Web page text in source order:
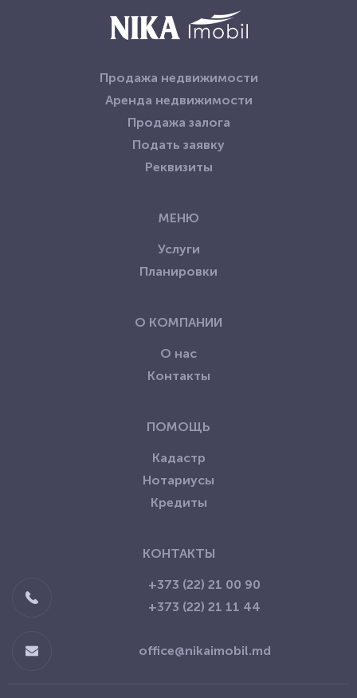
Продажа недвижимости
Аренда недвижимости
Продажа залога
Подать заявку
Реквизиты
МЕНЮ
Услуги
Планировки
О КОМПАНИИ
О нас
Контакты
ПОМОЩЬ
Кадастр
Нотариусы
Кредиты
КОНТАКТЫ
+373 (22) 21 00 90
+373 (22) 21 11 44
office@nikaimobil.md